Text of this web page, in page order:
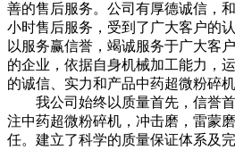
善的售后服务。公司有厚德诚信，
小时售后服务，受到了广大客户的
以服务赢信誉，竭诚服务于广大客
的企业，依据自身机械加工能力，
的诚信、实力和产品中药超微粉碎
我公司始终以质量首先，信誉首
注中药超微粉碎机，冲击磨，雷蒙
任。建立了科学的质量保证体系及